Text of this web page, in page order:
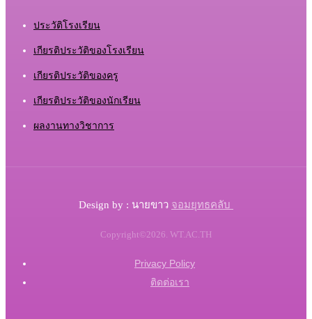
ประวัติโรงเรียน
เกียรติประวัติของโรงเรียน
เกียรติประวัติของครู
เกียรติประวัติของนักเรียน
ผลงานทางวิชาการ
Design by : นายขาว จอมยุทธคลับ
Copyright©2026. WT.AC.TH
Privacy Policy
ติดต่อเรา